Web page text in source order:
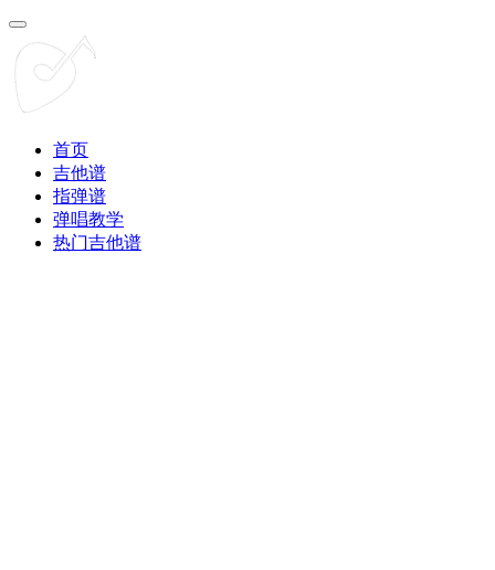
首页
吉他谱
指弹谱
弹唱教学
热门吉他谱